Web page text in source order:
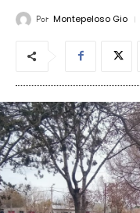
Por Montepeloso Gio